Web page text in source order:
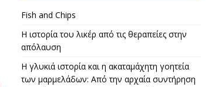
Fish and Chips
Η ιστορία του λικέρ από τις θεραπείες στην
απόλαυση
Η γλυκιά ιστορία και η ακαταμάχητη γοητεία
των μαρμελάδων: Από την αρχαία συντήρηση